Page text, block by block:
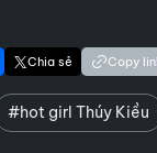
Chia sẻ Copy
#hot girl Thúy Kiều